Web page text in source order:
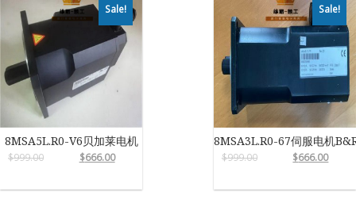
Sale!
8MSA5L.R0-V6贝加莱电机
$999.00 $666.00
Sale!
8MSA3L.R0-67伺服电机
$999.00 $666.00